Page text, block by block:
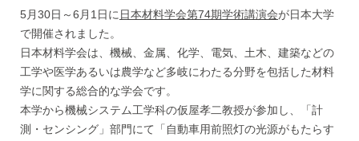
5月30日～6月1日に 日本材料学会第74期学術講演会が日本大学
で開催されました。
日本材料学会は、機械、金属、化学、電気、土木、建築などの
工学や医学あるいは農学など多岐にわたる分野を包括した材料
学に関する総合的な学会です。
本学から機械システム工学科の仮屋孝二教授が参加し、「計
測・センシング」部門にて「自動車用前照灯の光源がもたらす